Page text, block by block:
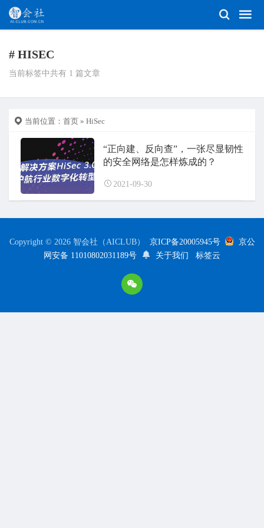
# HISEC
当前标签中共有 1 篇文章
当前位置： 首页 » HiSec
“正向建、反向查”，一张尽显韧性
的安全网络是怎样炼成的？
2021-09-30
Copyright © 2026 智会社（AICLUB） 京ICP备20005945号
京公
网安备 11010802031189号
关于我们 标签云